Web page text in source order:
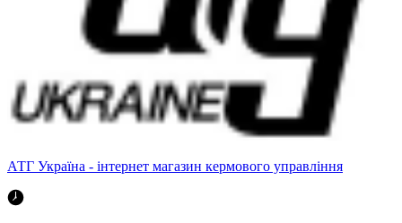
АТГ Україна - інтернет магазин кермового управління